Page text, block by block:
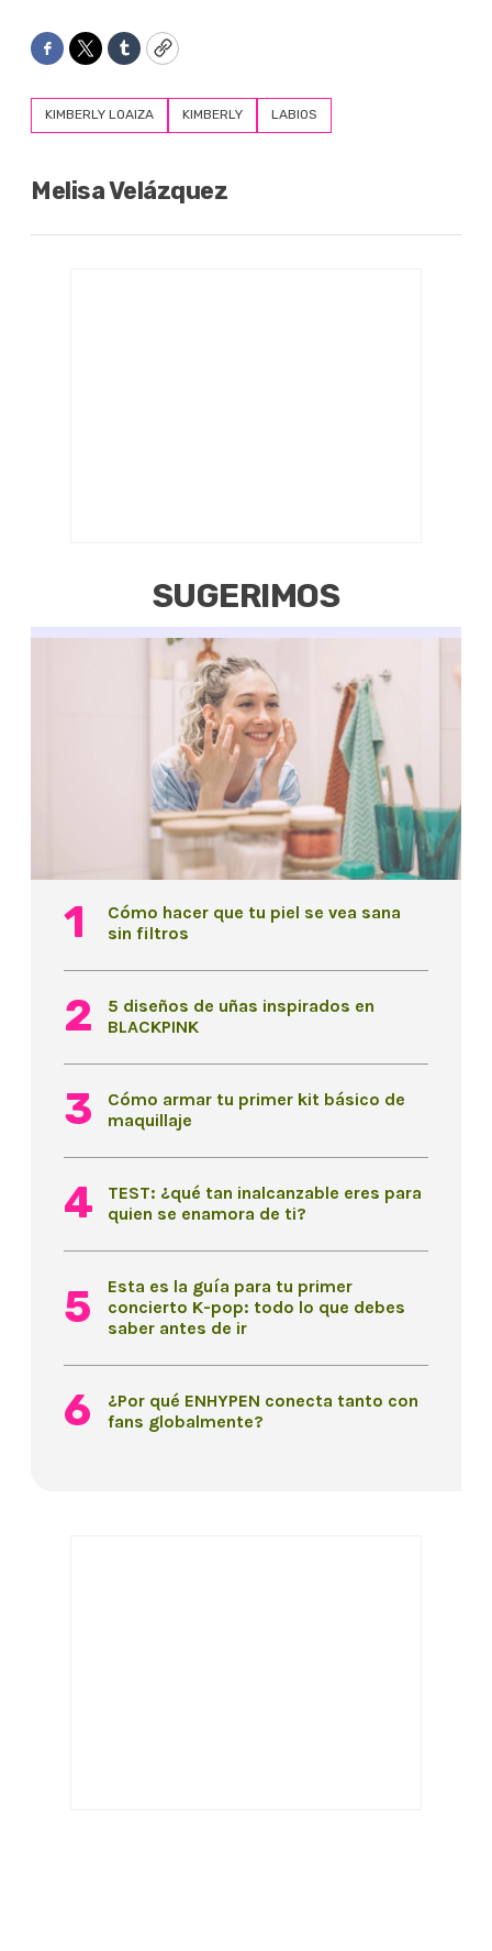
Facebook
TwitterTumblrCopy
KIMBERLY LOAIZA KIMBERLY LABIOS
Melisa Velázquez
SUGERIMOS
Cómo hacer que tu piel se vea sana
sin filtros
5 diseños de uñas inspirados en
BLACKPINK
Cómo armar tu primer kit básico de
maquillaje
TEST: ¿qué tan inalcanzable eres para
quien se enamora de ti?
Esta es la guía para tu primer
concierto K-pop: todo lo que debes
saber antes de ir
¿Por qué ENHYPEN conecta tanto con
fans globalmente?